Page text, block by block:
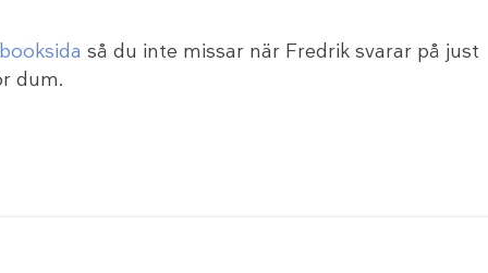
så du inte missar när Fredrik svarar på just
dum.